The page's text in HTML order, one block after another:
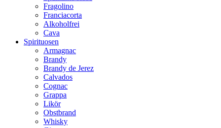
Fragolino
Franciacorta
Alkoholfrei
Cava
Spirituosen
Armagnac
Brandy
Brandy de Jerez
Calvados
Cognac
Grappa
Likör
Obstbrand
Whisky